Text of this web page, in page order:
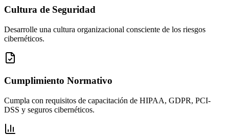
Cultura de Seguridad
Desarrolle una cultura organizacional consciente de los riesgos
cibernéticos.
Cumplimiento Normativo
Cumpla con requisitos de capacitación de HIPAA, GDPR, PCI-
DSS y seguros cibernéticos.